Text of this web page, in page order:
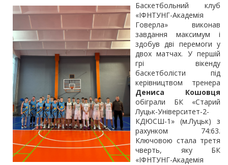
Баскетбольний клуб
«ІФНТУНГ-Академія
Говерла» виконав
завдання максимум і
здобув дві перемоги у
двох матчах. У першій
грі вікенду
баскетболісти під
керівництвом тренера
Дениса Кошовця
обіграли БК «Старий
Луцьк-Університет-2-
КДЮСШ-1» (м.Луцьк) з
рахунком 74:63.
Ключовою стала третя
чверть, яку БК
«ІФНТУНГ-Академія